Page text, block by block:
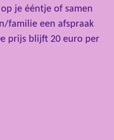
je ééntje of samen
familie een afspraak
prijs blijft 20 euro per